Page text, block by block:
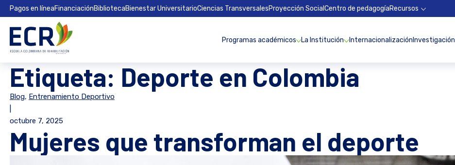
Pagos en líneaFinanciaciónBibliotecaBienestar UniversitarioCiencias TransversalesProyección Social Centro de pedagogíaRecursos
Programas académicos La Institución Internacionalización Investigación
Etiqueta: Deporte en Colombia
Blog, Entrenamiento Deportivo
octubre 7, 2025
Mujeres que transforman el deporte